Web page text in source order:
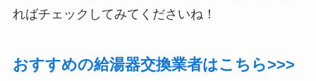
ればチェックしてみてくださいね！
おすすめの給湯器交換業者はこちら>>>